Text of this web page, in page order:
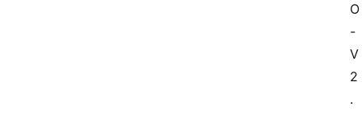
O
-
V
2
.